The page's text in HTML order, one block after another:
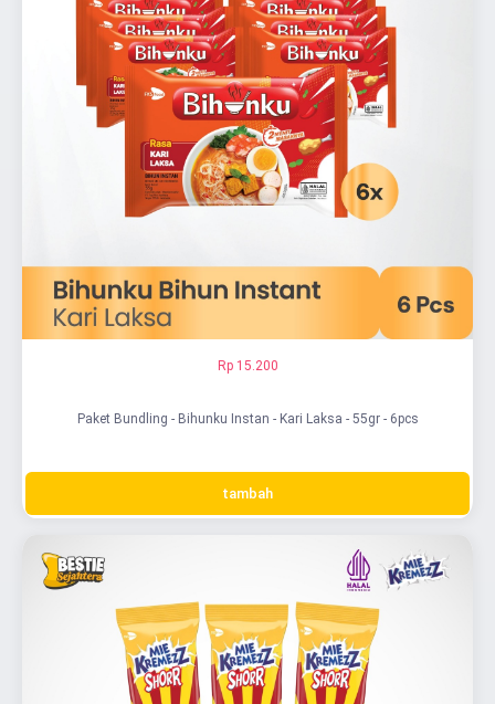
Rp 15.200
Paket Bundling - Bihunku Instan - Kari Laksa - 55gr - 6pcs
tambah